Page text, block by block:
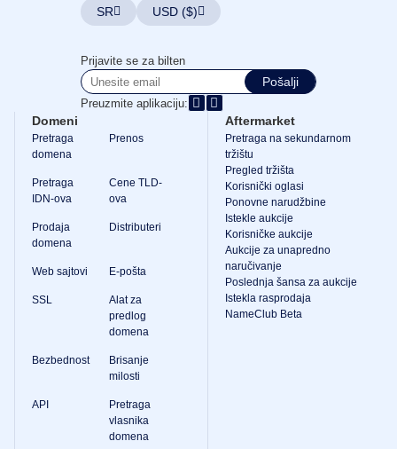
naručivanje
domena
Prodaja
domena
Kreator
veb
sajtova
E-
Kreator
logotipa
Bezbednost
Program
distributere
Bilteni
Opcije
SR USD ($)
Prijavite se za bilten
Pošalji
Preuzmite aplikaciju:
Domeni
Pretraga
domena
Prenos
Pretraga
IDN-ova
Cene TLD-
ova
Prodaja
domena
Distributeri
Web sajtovi E-pošta
SSL
Alat za
predlog
domena
Bezbednost
Brisanje
milosti
API
Pretraga
vlasnika
domena
Aftermarket
Pretraga na sekundarnom
tržištu
Pregled tržišta
Korisnički oglasi
Ponovne narudžbine
Istekle aukcije
Korisničke aukcije
Aukcije za unapredno
naručivanje
Poslednja šansa za aukcije
Istekla rasprodaja
NameClub Beta